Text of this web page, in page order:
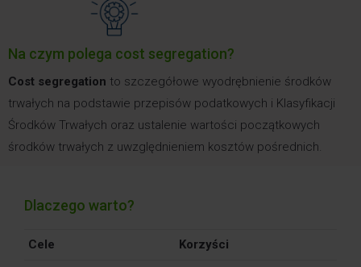
Na czym polega cost segregation?
Cost segregation to szczegółowe wyodrębnienie środków
trwałych na podstawie przepisów podatkowych i Klasyfikacji
Środków Trwałych oraz ustalenie wartości początkowych
środków trwałych z uwzględnieniem kosztów pośrednich.
Dlaczego warto?
Cele Korzyści